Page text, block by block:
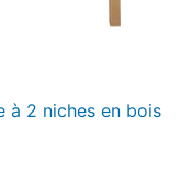
à 2 niches en bois